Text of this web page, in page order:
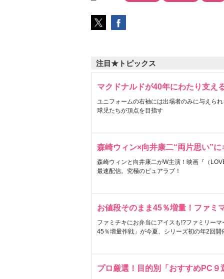
注目★トピックス
マクドナルドが40年にわたり支え
ユニフォームの右袖には出場者のみに与えら
球児たちが頂点を目指す
森崎ウィン×向井康二“両片思い”
森崎ウィンと向井康二がW主演！映画『（
最速配信。究極のピュアラブ！
お値段そのまま45％増量！ファミ
ファミチキにお弁当にアイスも!?ファミリー
45％増量作戦」が今夏、シリーズ初の年2回開
プロ厳選！目的別「おすすめPC９